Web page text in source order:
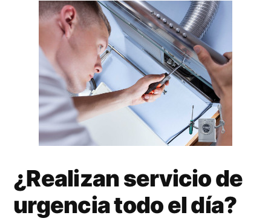
¿Realizan servicio de
urgencia todo el día?